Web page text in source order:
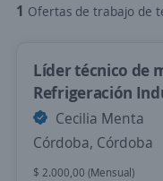
1 Ofertas de trabajo de tecnico en
Líder técnico de
Refrigeración
Cecilia Menta
Córdoba, Córdoba
$ 2.000,00 (Mensual)